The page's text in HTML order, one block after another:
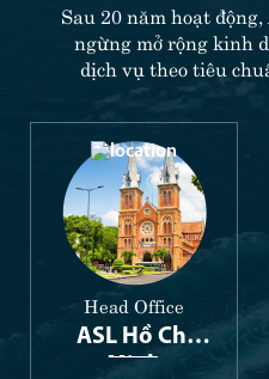
Sau 20 năm hoạt
ngừng mở rộng kinh
dịch vụ theo tiêu
được nhiều thành tựu
bởi các nhà phát
Head Office
ASL Hồ Chí